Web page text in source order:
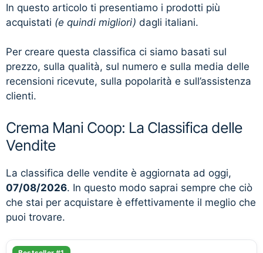
In questo articolo ti presentiamo i prodotti più
acquistati (e quindi migliori) dagli italiani.
Per creare questa classifica ci siamo basati sul
prezzo, sulla qualità, sul numero e sulla media delle
recensioni ricevute, sulla popolarità e sull’assistenza
clienti.
Crema Mani Coop: La Classifica delle
Vendite
La classifica delle vendite è aggiornata ad oggi,
07/08/2026. In questo modo saprai sempre che ciò
che stai per acquistare è effettivamente il meglio che
puoi trovare.